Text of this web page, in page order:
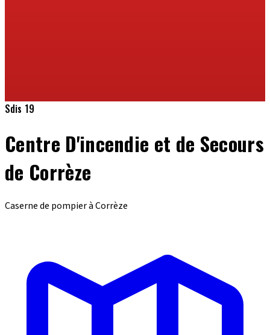
Sdis 19
Centre D'incendie et de Secours
de Corrèze
Caserne de pompier à Corrèze